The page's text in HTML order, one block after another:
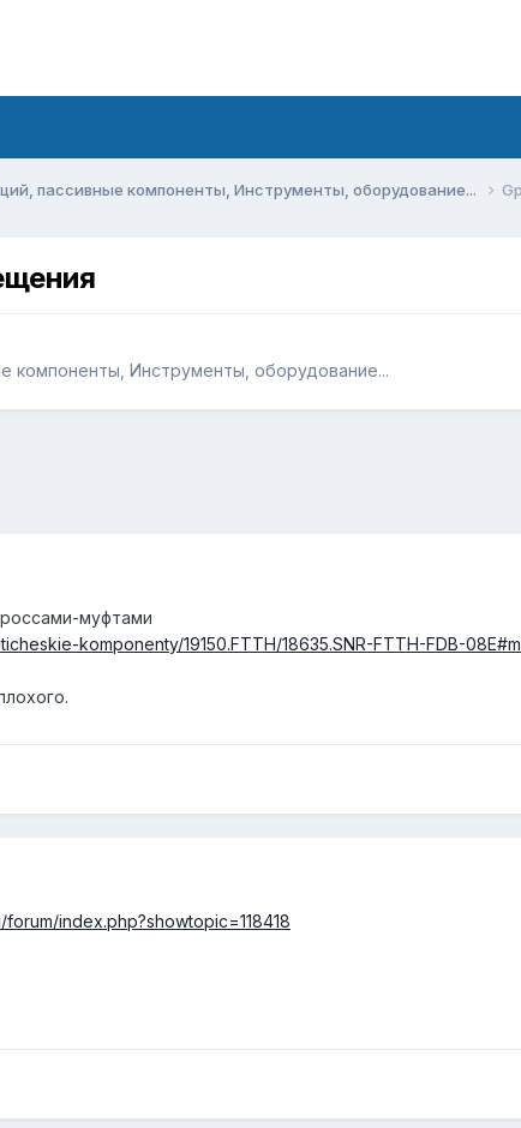
пассивные компоненты, Инструменты, оборудование...
компоненты, Инструменты, оборудование...
муфтами
komponenty/19150.FTTH/18635.SNR-FTTH-FDB-
index.php?showtopic=118418